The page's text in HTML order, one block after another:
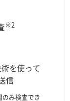
※2
を使って
信
み検査でき